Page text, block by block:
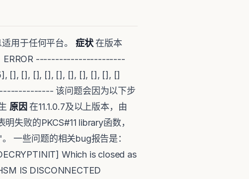
用于任何平台。 症状在版本
。 ERROR -----------------------
[], [], [], [], [], [], [], [], [], []
该问题会因为以下步
原因 在11.1.0.7及以上版本，由
失败的PKCS#11 library函数，
一些问题的相关bug报告是：
Which is closed as
IS DISCONNECTED